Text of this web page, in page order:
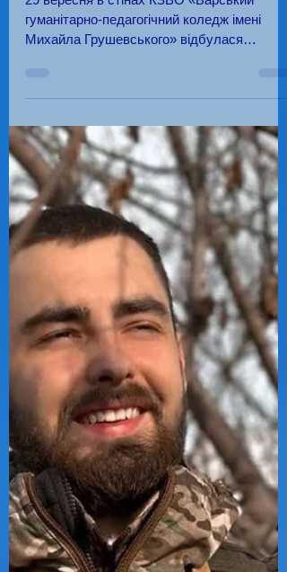
ВІННИЧЧИНА ПРОЦВІТАЄ!
29 вересня в стінах КЗВО «Барський
щорічна акція «Молодь читає –...